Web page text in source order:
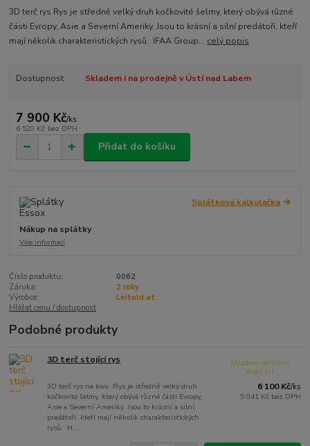
3D terč rys Rys je středně velký druh kočkovité šelmy, který obývá různé
části Evropy, Asie a Severní Ameriky. Jsou to krásní a silní predátoři, kteří
mají několik charakteristických rysů. IFAA Group... celý popis
Dostupnost Skladem i na prodejně v Ústí nad Labem
7 900 Kč/ks
6 529 Kč bez DPH
Přidat do košíku
Splátková kalkulačka
Nákup na splátky
Více informací
Číslo produktu:
0062
Záruka:
2 roky
Výrobce:
Leitold.at
Hlídat cenu / dostupnost
Podobné produkty
3D terč stojící rys
3D terč rys na lovu Rys je středně velký druh
kočkovité šelmy, který obývá různé části Evropy,
Asie a Severní Ameriky. Jsou to krásní a silní
predátoři, kteří mají několik charakteristických
rysů. H...
6 100 Kč/ks
5 041 Kč bez DPH
Skladem centrální
sklad EU